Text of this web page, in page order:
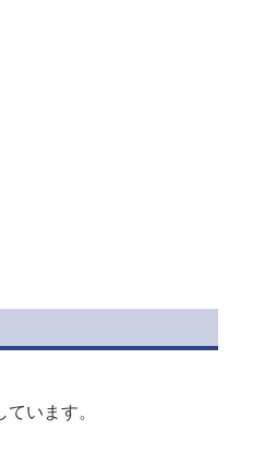
います。